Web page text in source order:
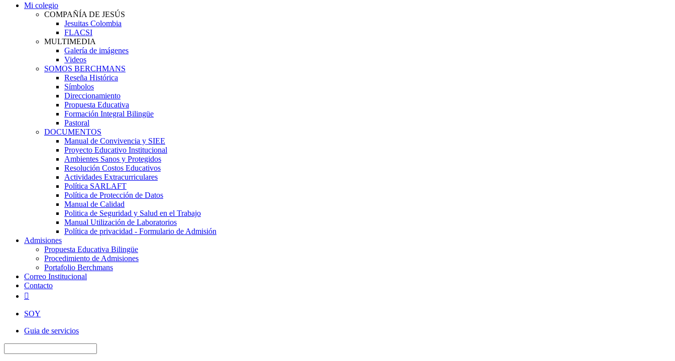
Mi colegio
COMPAÑÍA DE JESÚS
Jesuitas Colombia
FLACSI
MULTIMEDIA
Galería de imágenes
Videos
SOMOS BERCHMANS
Reseña Histórica
Símbolos
Direccionamiento
Propuesta Educativa
Formación Integral Bilingüe
Pastoral
DOCUMENTOS
Manual de Convivencia y SIEE
Proyecto Educativo Institucional
Ambientes Sanos y Protegidos
Resolución Costos Educativos
Actividades Extracurriculares
Política SARLAFT
Política de Protección de Datos
Manual de Calidad
Politica de Seguridad y Salud en el Trabajo
Manual Utilización de Laboratorios
Política de privacidad - Formulario de Admisión
Admisiones
Propuesta Educativa Bilingüe
Procedimiento de Admisiones
Portafolio Berchmans
Correo Institucional
Contacto

SOY
Guia de servicios